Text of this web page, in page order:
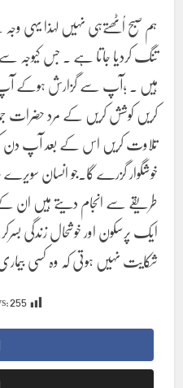
ہم صبح اُٹھتےہی نہیں لہذا یہی
تنگ کردیا جاتا ہے ۔ جس
ہیں ۔ ;آپ سے گزارش ہوکے آپ
کریں کوشش کریں کے مرد حضرات
تلاوت کریں اس کے بعد آپ
خوشگوار گزرے گا۔جو انسان
طریقے سے انجام دیتے ہیں ان
ایک پرسکون اور خوشحال زندگی
شکایت نہیں ہوتی کہ وہ کسی
255